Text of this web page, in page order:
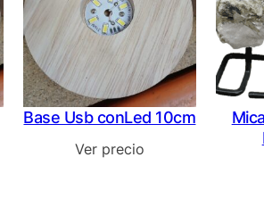
Base Usb conLed 10cm
Ver precio